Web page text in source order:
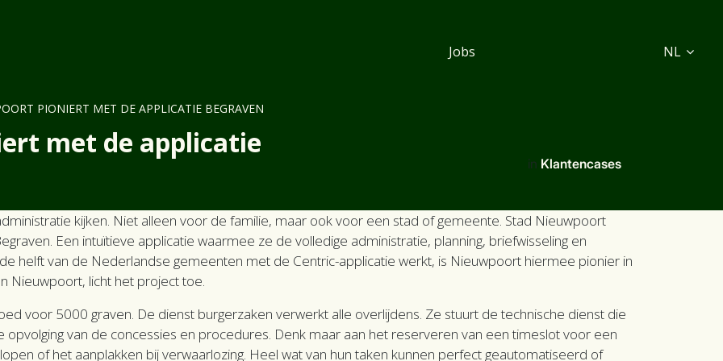
Jobs NL
PIONIERT MET DE APPLICATIE BEGRAVEN
met de applicatie
in Klantencases
kijken. Niet alleen voor de familie, maar ook voor een stad of gemeente. Stad Nieuwpoort
Een intuïtieve applicatie waarmee ze de volledige administratie, planning, briefwisseling en
helft van de Nederlandse gemeenten met de Centric-applicatie werkt, is Nieuwpoort hiermee pionier in
Nieuwpoort, licht het project toe.
voor 5000 graven. De dienst burgerzaken verwerkt alle overlijdens. Ze stuurt de technische dienst die
van de concessies en procedures. Denk maar aan het reserveren van een timeslot voor een
of het aanplakken bij verwaarlozing. Heel wat van hun taken kunnen perfect geautomatiseerd of